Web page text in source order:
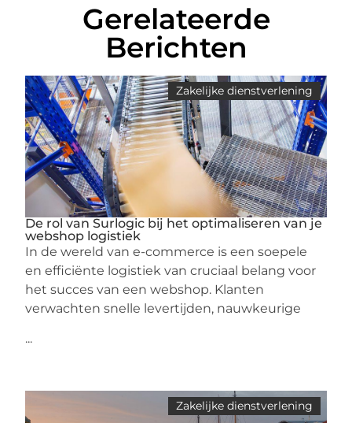
Gerelateerde
Berichten
Zakelijke dienstverlening
De rol van Surlogic bij het optimaliseren van je
webshop logistiek
In de wereld van e-commerce is een soepele
en efficiënte logistiek van cruciaal belang voor
het succes van een webshop. Klanten
verwachten snelle levertijden, nauwkeurige
...
Zakelijke dienstverlening